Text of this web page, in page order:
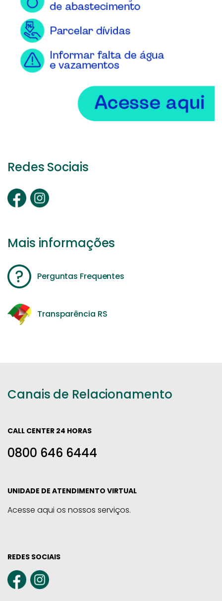
Redes Sociais
Mais informações
Perguntas Frequentes
Transparência RS
Canais de Relacionamento
CALL CENTER 24 HORAS
0800 646 6444
UNIDADE DE ATENDIMENTO VIRTUAL
Acesse aqui os nossos serviços.
REDES SOCIAIS